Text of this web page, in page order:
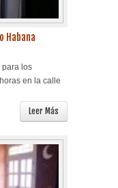
Habana
para los
en la calle
Leer Más